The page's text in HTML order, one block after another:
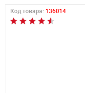
Код товара: 136014